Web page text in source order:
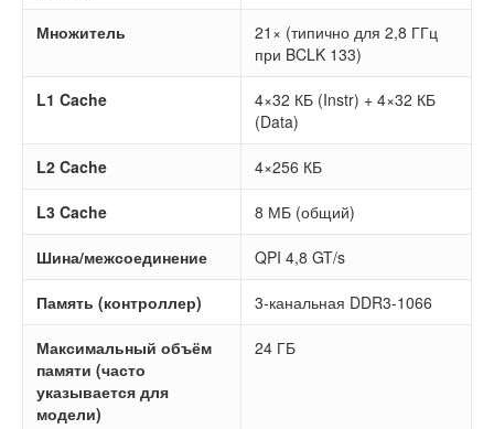
Множитель
21× (типично для 2,8 ГГц
при BCLK 133)
L1 Cache
4×32 КБ (Instr) + 4×32 КБ
(Data)
L2 Cache 4×256 КБ
L3 Cache 8 МБ (общий)
Шина/межсоединение QPI 4,8 GT/s
Память (контроллер) 3-канальная DDR3-1066
Максимальный объём
памяти (часто
указывается для
модели)
24 ГБ